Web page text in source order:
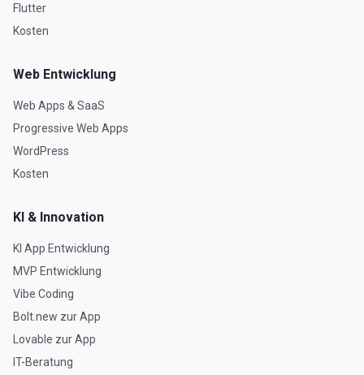
Flutter
Kosten
Web Entwicklung
Web Apps & SaaS
Progressive Web Apps
WordPress
Kosten
KI & Innovation
KI App Entwicklung
MVP Entwicklung
Vibe Coding
Bolt.new zur App
Lovable zur App
IT-Beratung